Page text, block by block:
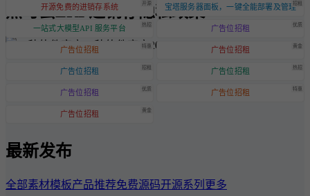
点可云ERP进销存隐私政策
一秒软件官方2024-6-20
开源免费的进销存系统 开源 宝塔服务器面板，一键全能部署及管理招租
一站式大模型API 服务平台 热招 广告位招租 优质
广告位招租 特惠 广告位招租 黄金
广告位招租 招租 广告位招租 热招
广告位招租 优质 广告位招租 特惠
广告位招租 黄金
最新发布
全部素材模板产品推荐免费源码开源系列 更多